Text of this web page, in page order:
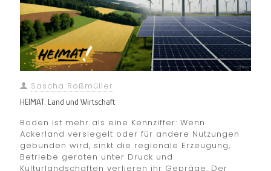
Sascha Roßmüller
HEIMAT: Land und Wirtschaft
Boden ist mehr als eine Kennziffer: Wenn
Ackerland versiegelt oder für andere Nutzungen
gebunden wird, sinkt die regionale Erzeugung,
Betriebe geraten unter Druck und
Kulturlandschaften verlieren ihr Gepräge. Der